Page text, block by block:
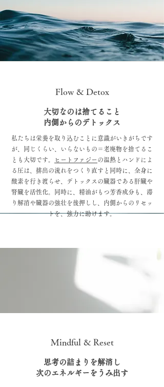
Flow & Detox
大切なのは捨てること
内側からのデトックス
私たちは栄養を取り込むことに意識がいきがちです
が、同じくらい、いらないもの＝老廃物を捨てるこ
とも大切です。
ヒートファジー の温熱とハンドによ
る圧は、排出の流れをつくり直すと同時に、全身に
酸素を行き渡らせ、デトックスの臓器である肝臓や
腎臓を活性化。同時に、精油がもつ芳香成分も、滞
り解消や臓器の強壮を後押しし、内側からのリセッ
トを、強力に助けます。
Mindful & Reset
思考の詰まりを解消し
次のエネルギーをうみ出す